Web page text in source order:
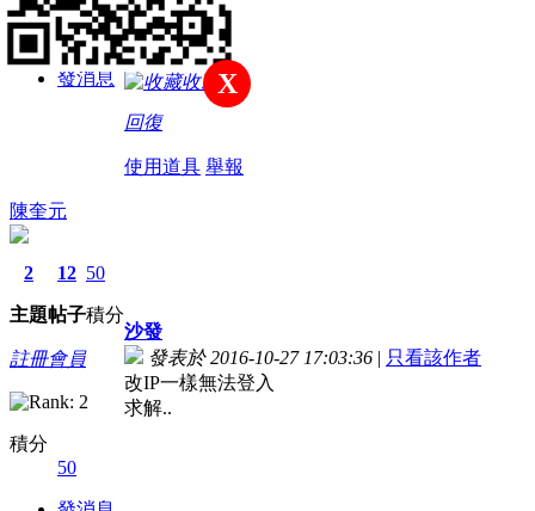
積分
107
發消息
收藏
回復
使用道具 舉報
陳奎元
2
主題
12
帖子
50
積分
註冊會員
積分
50
沙發
發表於 2016-10-27 17:03:36 | 只看該作者
改IP一樣無法登入
求解..
X